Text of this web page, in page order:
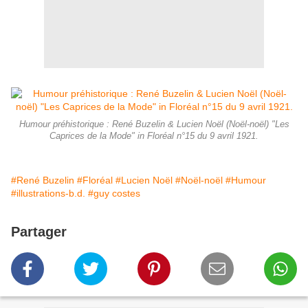
Humour préhistorique : René Buzelin & Lucien Noël (Noël-noël) "Les
Caprices de la Mode" in Floréal n°15 du 9 avril 1921.
#René Buzelin #Floréal #Lucien Noël #Noël-noël #Humour
#illustrations-b.d. #guy costes
Partager